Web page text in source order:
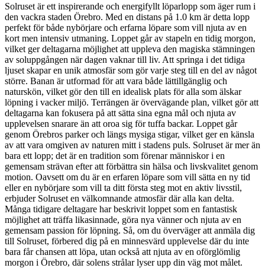
Solruset är ett inspirerande och energifyllt löparlopp som äger rum i
den vackra staden Örebro. Med en distans på 1.0 km är detta lopp
perfekt för både nybörjare och erfarna löpare som vill njuta av en
kort men intensiv utmaning. Loppet går av stapeln en tidig morgon,
vilket ger deltagarna möjlighet att uppleva den magiska stämningen
av soluppgången när dagen vaknar till liv. Att springa i det tidiga
ljuset skapar en unik atmosfär som gör varje steg till en del av något
större. Banan är utformad för att vara både lättillgänglig och
naturskön, vilket gör den till en idealisk plats för alla som älskar
löpning i vacker miljö. Terrängen är övervägande plan, vilket gör att
deltagarna kan fokusera på att sätta sina egna mål och njuta av
upplevelsen snarare än att oroa sig för tuffa backar. Loppet går
genom Örebros parker och längs mysiga stigar, vilket ger en känsla
av att vara omgiven av naturen mitt i stadens puls. Solruset är mer än
bara ett lopp; det är en tradition som förenar människor i en
gemensam strävan efter att förbättra sin hälsa och livskvalitet genom
motion. Oavsett om du är en erfaren löpare som vill sätta en ny tid
eller en nybörjare som vill ta ditt första steg mot en aktiv livsstil,
erbjuder Solruset en välkomnande atmosfär där alla kan delta.
Många tidigare deltagare har beskrivit loppet som en fantastisk
möjlighet att träffa likasinnade, göra nya vänner och njuta av en
gemensam passion för löpning. Så, om du överväger att anmäla dig
till Solruset, förbered dig på en minnesvärd upplevelse där du inte
bara får chansen att löpa, utan också att njuta av en oförglömlig
morgon i Örebro, där solens strålar lyser upp din väg mot målet.